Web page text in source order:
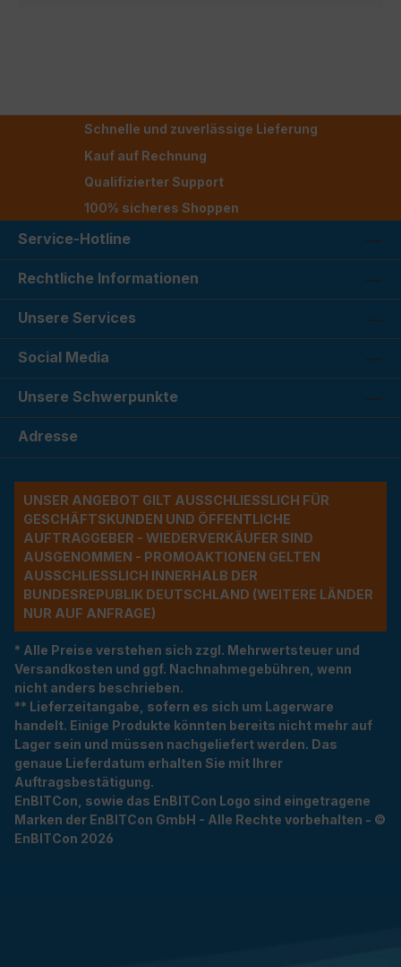
Schnelle und zuverlässige Lieferung
Kauf auf Rechnung
Qualifizierter Support
100% sicheres Shoppen
Service-Hotline
Rechtliche Informationen
Unsere Services
Social Media
Unsere Schwerpunkte
Adresse
UNSER ANGEBOT GILT AUSSCHLIESSLICH FÜR G
ESCHÄFTSKUNDEN UND ÖFFENTLICHE A
UFTRAGGEBER - WIEDERVERKÄUFER SIND A
USGENOMMEN - PROMOAKTIONEN GELTEN A
USSCHLIESSLICH INNERHALB DER BU
NDESREPUBLIK DEUTSCHLAND (WEITERE LÄNDER NU
R AUF ANFRAGE)
* Alle Preise verstehen sich zzgl. Mehrwertsteuer und
Versandkosten und ggf. Nachnahmegebühren, wenn
nicht anders beschrieben.
** Lieferzeitangabe, sofern es sich um Lagerware
handelt. Einige Produkte könnten bereits nicht mehr auf
Lager sein und müssen nachgeliefert werden. Das
genaue Lieferdatum erhalten Sie mit Ihrer
Auftragsbestätigung.
EnBITCon, sowie das EnBITCon Logo sind eingetragene
Marken der EnBITCon GmbH - Alle Rechte vorbehalten - ©
EnBITCon 2026